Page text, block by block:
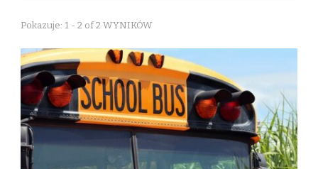
Pokazuje: 1 - 2 of 2 WYNIKÓW